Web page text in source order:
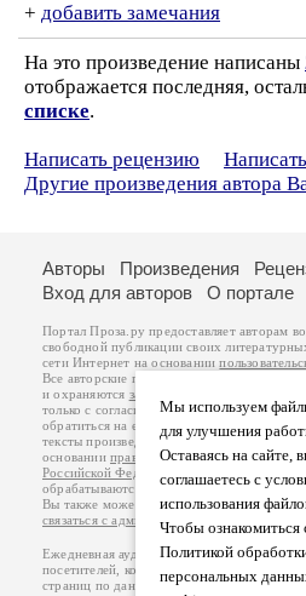
+ добавить замечания
На это произведение написаны
отображается последняя,
списке.
Написать рецензию
Другие произведения автора
Мы используем
для улучшения
Оставаясь на сайте,
соглашаетесь с
использования
Чтобы ознакомиться
Политикой
персональных
Авторы Произведения
Вход для авторов
О портале
Портал Проза.ру предоставляет авторам
свободной публикации своих
сети Интернет на основании
Все авторские права на произведения
и охраняются законом
. Перепечатка
только с согласия его автора, к которому
обратиться на его авторской странице.
тексты произведений авторы несут
основанииправил публикациии
Российской Федерации
обрабатываются на основанииПолитики
Вы также можете посмотреть более
связаться с администрацией
Ежедневная аудитория портала Проза.ру –
посетителей, которые в общей сумме
страниц по данным счетчика